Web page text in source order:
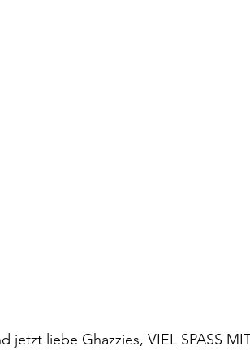
jetzt liebe Ghazzies, VIEL SPASS